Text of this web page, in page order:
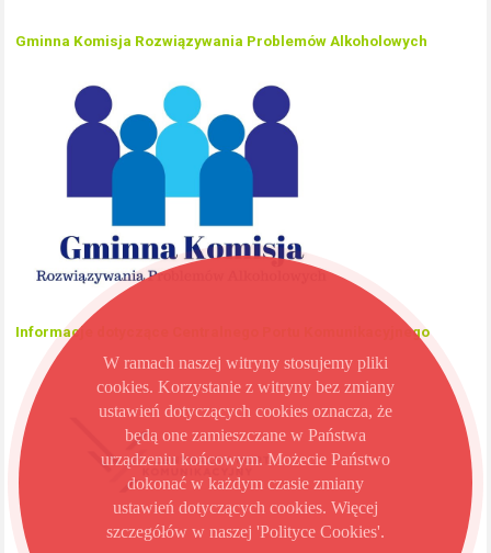
Gminna Komisja Rozwiązywania Problemów Alkoholowych
Informacje dotyczące Centralnego Portu Komunikacyjnego
W ramach naszej witryny stosujemy pliki
cookies. Korzystanie z witryny bez zmiany
ustawień dotyczących cookies oznacza, że
będą one zamieszczane w Państwa
urządzeniu końcowym. Możecie Państwo
dokonać w każdym czasie zmiany
ustawień dotyczących cookies. Więcej
szczegółów w naszej 'Polityce Cookies'.